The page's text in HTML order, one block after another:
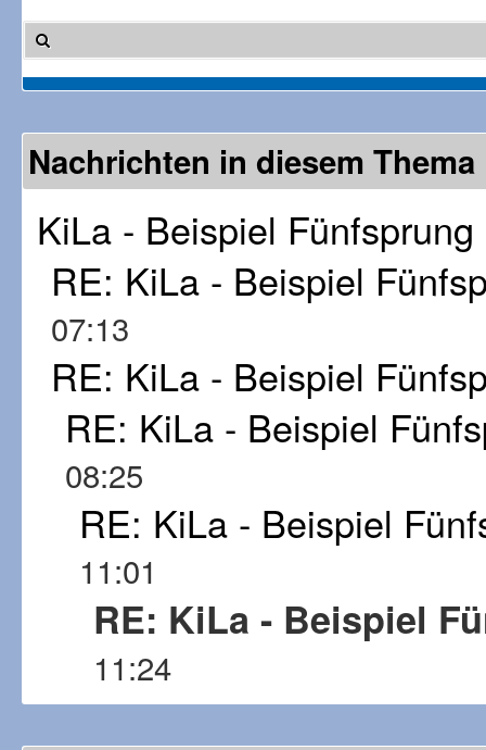
Nachrichten in diesem Thema
KiLa - Beispiel Fünfsprung
RE: KiLa - Beispiel
07:13
RE: KiLa - Beispiel
RE: KiLa - Beispiel
08:25
RE: KiLa - Beispiel
11:01
RE: KiLa - Beispiel
11:24